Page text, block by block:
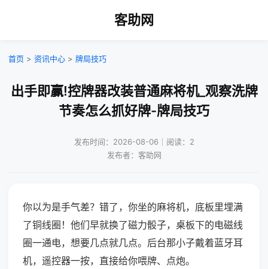
客助网
首页 > 资讯中心 > 牌局技巧
出手即赢!控牌器改装普通麻将机_观察洗牌
节奏怎么抓好牌-牌局技巧
发布时间：2026-08-06｜阅读：2
发布者：客助网
你以为是手气差？错了，你坐的麻将机，底板里埋满
了铜线圈！他们早就换了磁力骰子，桌板下的电磁线
圈一通电，想要几点就几点。后台那小子戴着蓝牙耳
机，遥控器一按，直接给你喂牌、点炮。